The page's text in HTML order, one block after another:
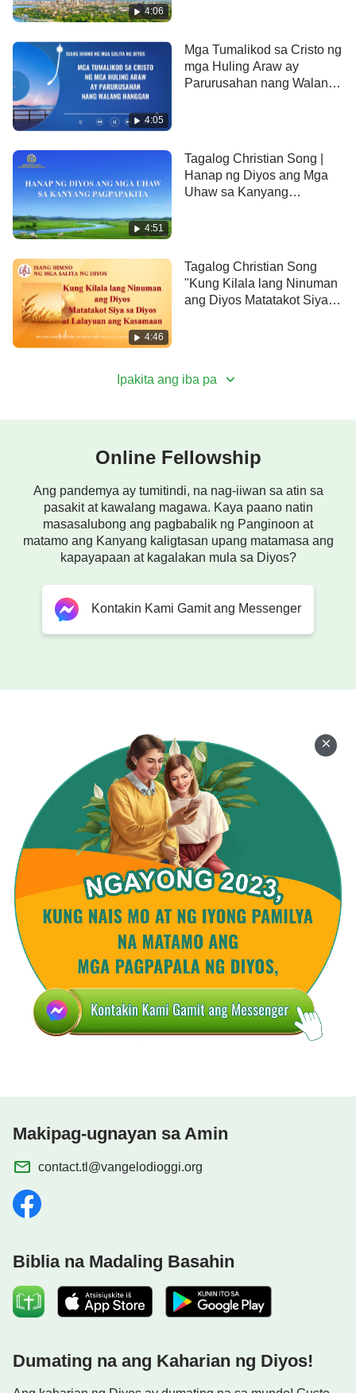
kasama ang tao sa mundo
upang tao'y mailigtas,
dahil sa awa't pag-ibig Niya sa sangkatauhan.
Pag-ibig ng Diyos sa tao'y kita
sa gawain Niya sa katawang-tao, sa katawang-tao,
sa pakikipamuhay, pakikipag-usap,
at pagliligtas sa kanila,
nang walang distansiya o pagkukunwari,
habang tunay at totoo.
II
Pag-ibig ng Diyos sa tao'y walang kondisyon
at kahilingan.
Ano'ng natatanggap Niya mula sa kanila?
Tao'y malamig sa Kanya.
Sino'ng kayang tratuhin Siya bilang Diyos?
Walang nagbibigay ng ginhawa sa Diyos;
wala pa Siyang natatanggap
na tunay na pag-ibig sa tao.
Pag-ibig ng Diyos sa tao'y kita
sa gawain Niya sa katawang-tao, sa katawang-tao,
sa pakikipamuhay, pakikipag-usap,
at pagliligtas sa kanila,
nang walang distansiya o pagkukunwari,
habang tunay at totoo.
Hango sa Mga Talaan ng mga Pananalita ni Cristo
ng mga Huling Araw
4:06
4:05
Mga Tumalikod sa Cristo ng
mga Huling Araw ay
Parurusahan nang Walang
4:51
Tagalog Christian Song |
Hanap ng Diyos ang Mga
Uhaw sa Kanyang
4:46
Tagalog Christian Song
"Kung Kilala lang Ninuman
ang Diyos Matatakot Siya
Ipakita ang iba pa
Online Fellowship
Ang pandemya ay tumitindi, na nag-iiwan sa atin sa
pasakit at kawalang magawa. Kaya paano natin
masasalubong ang pagbabalik ng Panginoon at
matamo ang Kanyang kaligtasan upang matamasa ang
kapayapaan at kagalakan mula sa Diyos?
Kontakin Kami Gamit ang Messenger
Makipag-ugnayan sa Amin
contact.tl@vangelodioggi.org
Biblia na Madaling Basahin
Dumating na ang Kaharian ng Diyos!